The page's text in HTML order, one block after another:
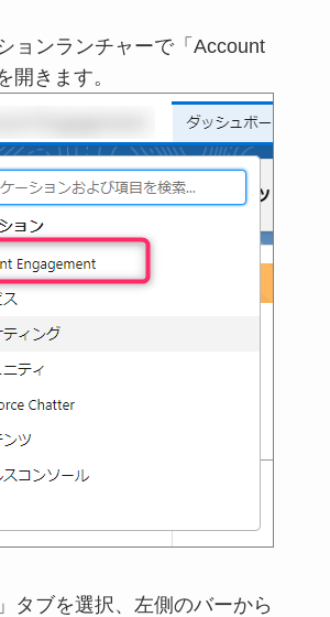
ョンランチャーで「Account
開きます。
タブを選択、左側のバーから